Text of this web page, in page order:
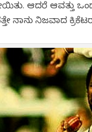
ಆದರೆ ಆವತ್ತು
ನಾನು ನಿಜವಾದ